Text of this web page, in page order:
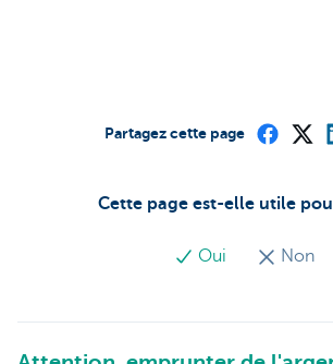
Cette page est-elle utile
Oui Non
Partagez cette page